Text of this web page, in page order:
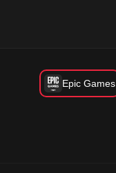
Epic Games